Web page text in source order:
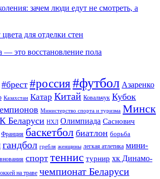
зачем люди едут не смотреть, а
для отделки стен
это восстановление пола
#брест #россия#футбол Азаренко
Казахстан Катар Китай Ковальчук Кубок
Министерство спорта и туризма Минск
Беларуси НХЛ Олимпиада Саснович
Франция баскетбол биатлон борьба
гандбол гребля женщины легкая атлетика мини-
спорт теннис турнир хк Динамо-
на траве чемпионат Беларуси